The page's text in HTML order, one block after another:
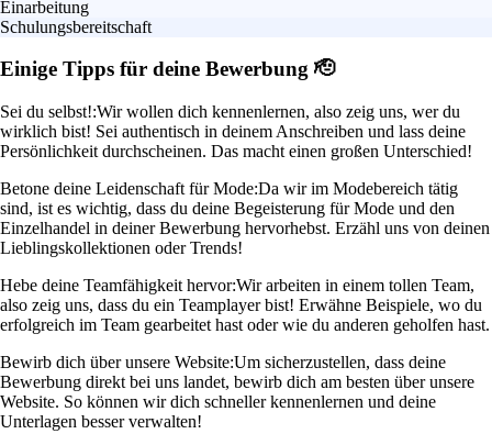
Einarbeitung
Schulungsbereitschaft
Einige Tipps für deine Bewerbung 🫡
Sei du selbst!:Wir wollen dich kennenlernen, also zeig uns, wer du
wirklich bist! Sei authentisch in deinem Anschreiben und lass deine
Persönlichkeit durchscheinen. Das macht einen großen Unterschied!
Betone deine Leidenschaft für Mode:Da wir im Modebereich tätig
sind, ist es wichtig, dass du deine Begeisterung für Mode und den
Einzelhandel in deiner Bewerbung hervorhebst. Erzähl uns von deinen
Lieblingskollektionen oder Trends!
Hebe deine Teamfähigkeit hervor:Wir arbeiten in einem tollen Team,
also zeig uns, dass du ein Teamplayer bist! Erwähne Beispiele, wo du
erfolgreich im Team gearbeitet hast oder wie du anderen geholfen hast.
Bewirb dich über unsere Website:Um sicherzustellen, dass deine
Bewerbung direkt bei uns landet, bewirb dich am besten über unsere
Website. So können wir dich schneller kennenlernen und deine
Unterlagen besser verwalten!